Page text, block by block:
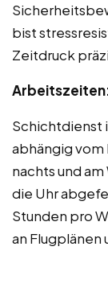
bist
Zeitdruck
Schichtdienst
abhängig vom
nachts und
die Uhr
Stunden pro
an Flugplänen